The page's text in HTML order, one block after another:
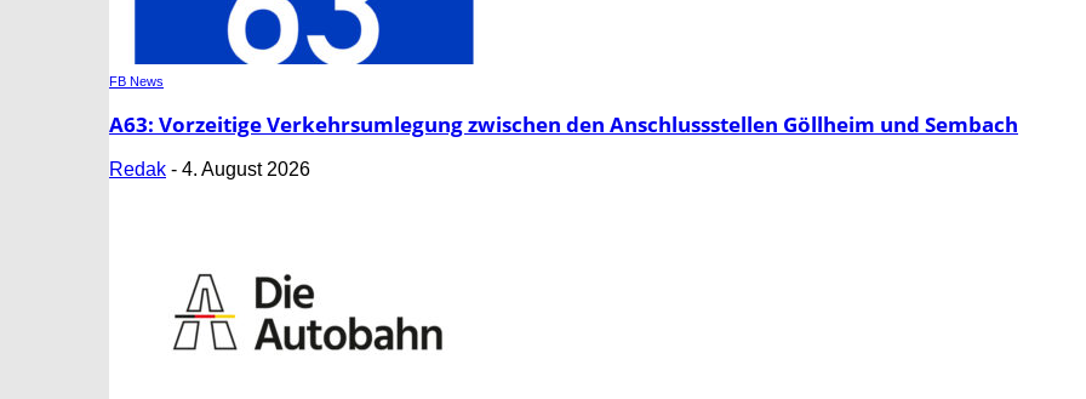
FB News
A63: Vorzeitige Verkehrsumlegung zwischen den Anschlussstellen Göllheim und Sembach
Redak - 4. August 2026